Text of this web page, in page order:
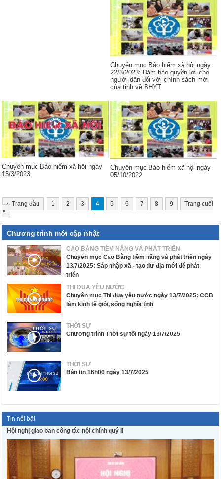
Chuyên mục Bảo hiểm xã hội ngày
22/3/2023: Đảm bảo quyền lợi cho
người dân đối với chính sách mới
của tỉnh về BHYT
Chuyên mục Bảo hiểm xã hội ngày
15/3/2023
Chuyên mục Bảo hiểm xã hội ngày
05/10/2022
«Trang đầu 1 2 3 4 5 6 7 8 9
Trang cuối
»
Chương trình mới cập nhật
CAO BẰNG TIỀM NĂNG VÀ PHÁT TRIỂN
Chuyên mục Cao Bằng tiềm năng và phát triển ngày
13/7/2025: Sáp nhập xã - tạo dư địa mới để phát
triển
THI ĐUA YÊU NƯỚC
Chuyên mục Thi đua yêu nước ngày 13/7/2025: CCB
làm kinh tế giỏi, sống nghĩa tình
THỜI SỰ
Chương trình Thời sự tối ngày 13/7/2025
THỜI SỰ
Bản tin 16h00 ngày 13/7/2025
Tin nổi bật
Hội nghị giao ban công tác nội chính quý II